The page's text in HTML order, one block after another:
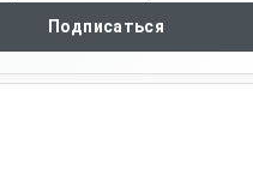
Подписаться